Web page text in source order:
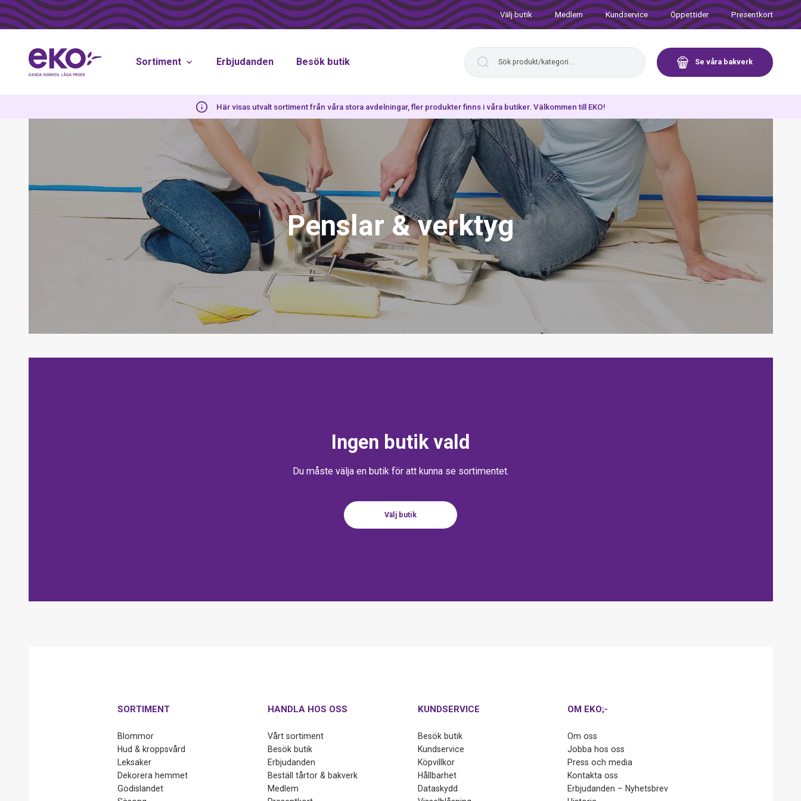
Välj butik Medlem Kundservice Öppettider Presentkort
Sortiment Erbjudanden Besök butik Se våra bakverk
Här visas utvalt sortiment från våra stora avdelningar, fler produkter finns i våra butiker. Välkommen till EKO!
Penslar & verktyg
Ingen butik vald
Du måste välja en butik för att kunna se sortimentet.
Välj butik
SORTIMENT
Blommor
Hud & kroppsvård
Leksaker
Dekorera hemmet
Godislandet
HANDLA HOS OSS
Vårt sortiment
Besök butik
Erbjudanden
Beställ tårtor & bakverk
Medlem
KUNDSERVICE
Besök butik
Kundservice
Köpvillkor
Hållbarhet
Dataskydd
OM EKO;-
Om oss
Jobba hos oss
Press och media
Kontakta oss
Erbjudanden – Nyhetsbrev